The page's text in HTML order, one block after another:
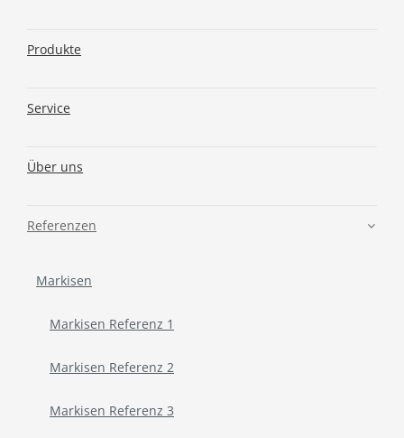
Produkte
Service
Über uns
Referenzen
Markisen
Markisen Referenz 1
Markisen Referenz 2
Markisen Referenz 3